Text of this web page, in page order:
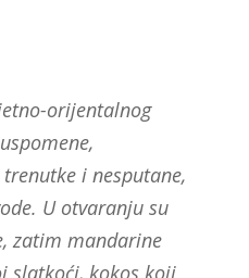
orijentalnog
i nesputane,
U otvaranju su
zatim mandarine